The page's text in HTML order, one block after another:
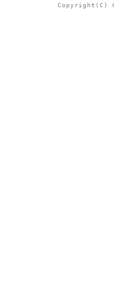
Copyright(C)